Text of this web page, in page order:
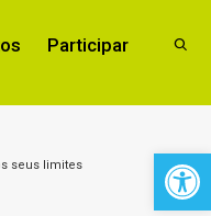
Participar
seus limites